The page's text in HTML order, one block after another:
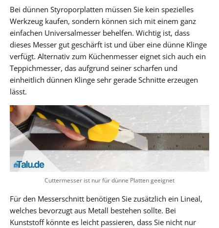
Bei dünnen Styroporplatten müssen Sie kein spezielles
Werkzeug kaufen, sondern können sich mit einem ganz
einfachen Universalmesser behelfen. Wichtig ist, dass
dieses Messer gut geschärft ist und über eine dünne Klinge
verfügt. Alternativ zum Küchenmesser eignet sich auch ein
Teppichmesser, das aufgrund seiner scharfen und
einheitlich dünnen Klinge sehr gerade Schnitte erzeugen
lässt.
Cuttermesser ist nur für dünne Platten geeignet
Für den Messerschnitt benötigen Sie zusätzlich ein Lineal,
welches bevorzugt aus Metall bestehen sollte. Bei
Kunststoff könnte es leicht passieren, dass Sie nicht nur